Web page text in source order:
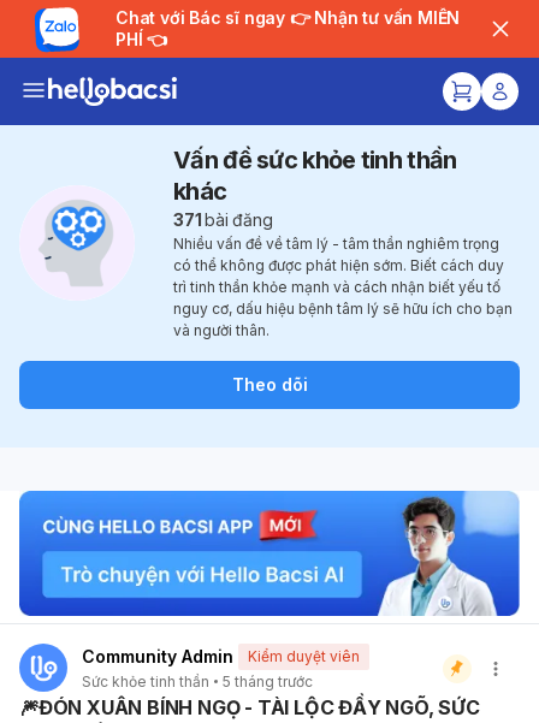
Chat với Bác sĩ ngay 👉 Nhận tư vấn MIỄN
PHÍ 👈
Vấn đề sức khỏe tinh thần
khác
371bài đăng
Nhiều vấn đề về tâm lý - tâm thần nghiêm trọng
có thể không được phát hiện sớm. Biết cách duy
trì tinh thần khỏe mạnh và cách nhận biết yếu tố
nguy cơ, dấu hiệu bệnh tâm lý sẽ hữu ích cho bạn
và người thân.
Theo dõi
Community Admin
Kiểm duyệt viên
Sức khỏe tinh thần
5 tháng trước
🎆ĐÓN XUÂN BÍNH NGỌ - TÀI LỘC ĐẦY NGÕ, SỨC